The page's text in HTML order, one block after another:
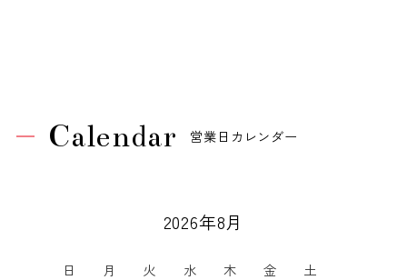
Calendar 営業日カレンダー
2026年8月
日 月 火 水 木 金
土